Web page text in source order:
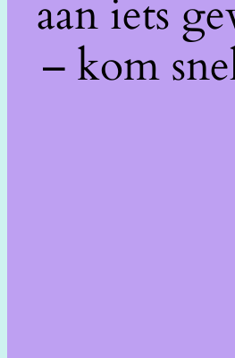
aan iets
– kom